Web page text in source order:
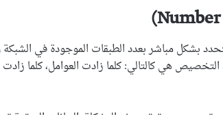
بشكل مباشر بعدد الطبقات الموجودة في الشبكة
هي كالتالي: كلما زادت العوامل، كلما زادت